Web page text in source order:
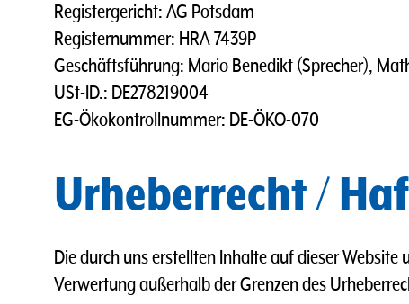
Registergericht: AG Potsdam
Registernummer: HRA 7439P
Geschäftsführung: Mario Benedikt (Sprecher),
USt-ID.: DE278219004
EG-Ökokontrollnummer: DE-ÖKO-070
Urheberrecht /
Die durch uns erstellten Inhalte auf dieser
Verwertung außerhalb der Grenzen des